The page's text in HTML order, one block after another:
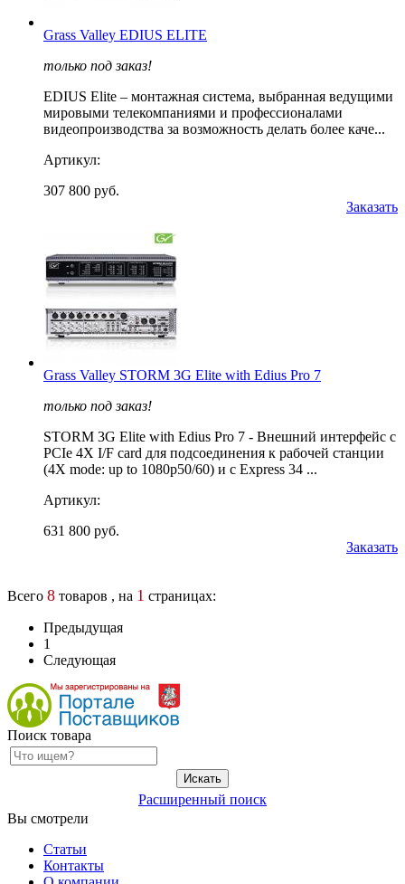
Grass Valley EDIUS ELITE
только под заказ!
EDIUS Elite – монтажная система, выбранная ведущими
мировыми телекомпаниями и профессионалами
видеопроизводства за возможность делать более каче...
Артикул:
307 800 руб.
Заказать
Grass Valley STORM 3G Elite with Edius Pro 7
только под заказ!
STORM 3G Elite with Edius Pro 7 - Внешний интерфейс с
PCIe 4X I/F card для подсоединения к рабочей станции
(4X mode: up to 1080p50/60) и с Express 34 ...
Артикул:
631 800 руб.
Заказать
Всего 8 товаров , на 1 страницах:
Предыдущая
1
Следующая
Поиск товара
Расширенный поиск
Вы смотрели
Статьи
Контакты